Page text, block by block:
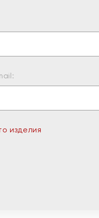
изделия